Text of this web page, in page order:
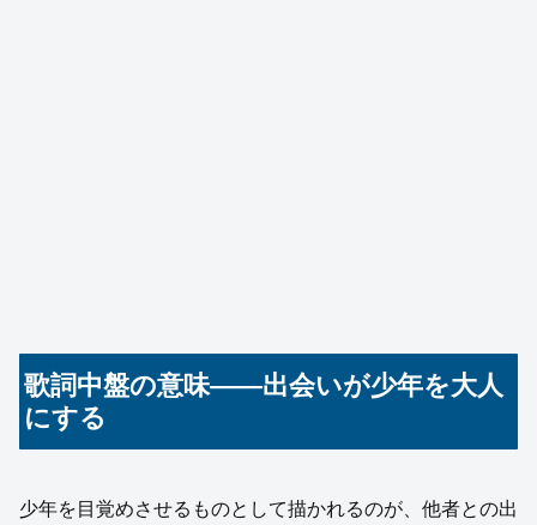
歌詞中盤の意味――出会いが少年を大人
にする
少年を目覚めさせるものとして描かれるのが、他者との出